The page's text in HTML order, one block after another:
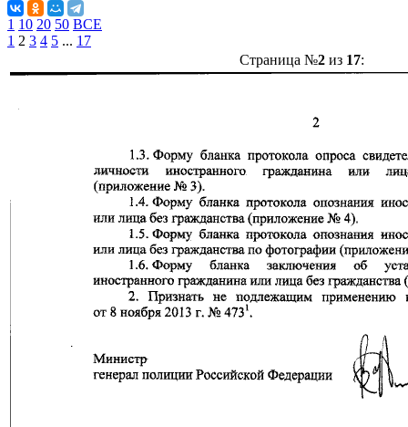
1 10 20 50 ВСЕ
1 2 3 4 5 ... 17
Страница №2из 17: